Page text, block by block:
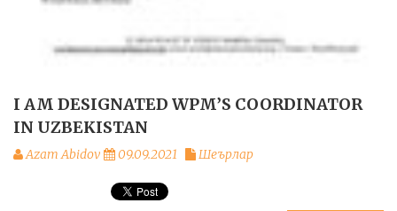
I AM DESIGNATED WPM’S COORDINATOR
IN UZBEKISTAN
Azam Abidov 09.09.2021 Шеърлар